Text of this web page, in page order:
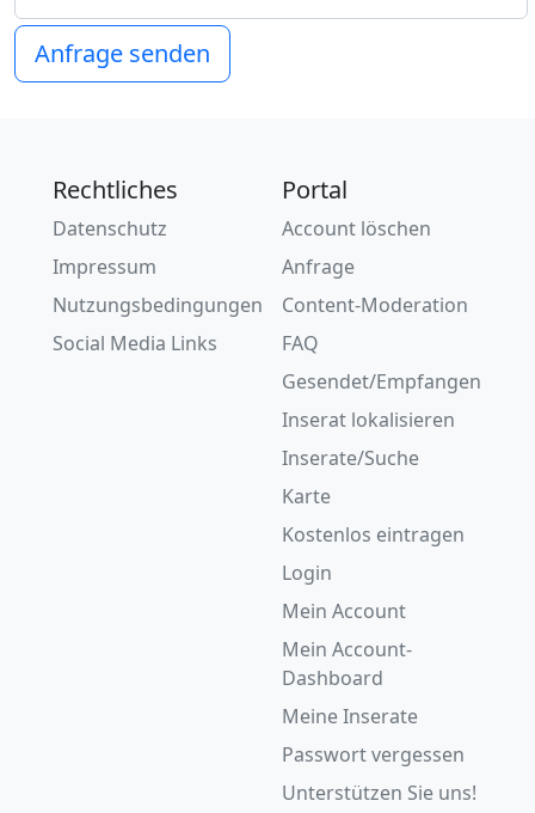
Anfrage senden
Rechtliches
Datenschutz
Impressum
Nutzungsbedingungen
Social Media Links
Portal
Account löschen
Anfrage
Content-Moderation
FAQ
Gesendet/Empfangen
Inserat lokalisieren
Inserate/Suche
Karte
Kostenlos eintragen
Login
Mein Account
Mein Account-
Dashboard
Meine Inserate
Passwort vergessen
Unterstützen Sie uns!